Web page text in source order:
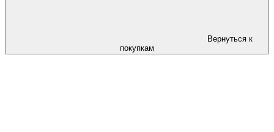
Вернуться к
покупкам